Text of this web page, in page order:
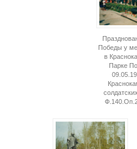
Победы у
в
Парке